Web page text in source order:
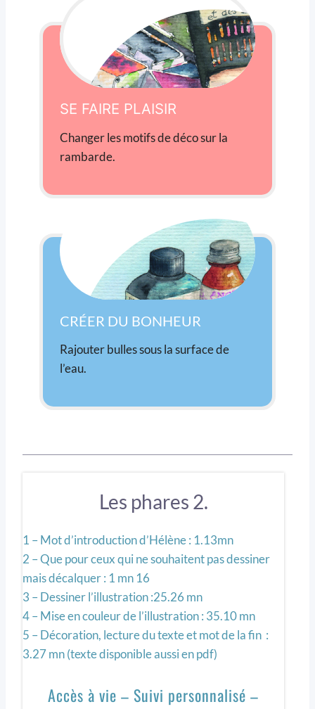
SE FAIRE PLAISIR
Changer les motifs de déco sur la
rambarde.
CRÉER DU BONHEUR
Rajouter bulles sous la surface de
l’eau.
Les phares 2.
1 – Mot d’introduction d’Hélène : 1.13mn
2 – Que pour ceux qui ne souhaitent pas dessiner
mais décalquer : 1 mn 16
3 – Dessiner l’illustration :25.26 mn
4 – Mise en couleur de l’illustration : 35.10 mn
5 – Décoration, lecture du texte et mot de la fin :
3.27 mn (texte disponible aussi en pdf)
Accès à vie – Suivi personnalisé –